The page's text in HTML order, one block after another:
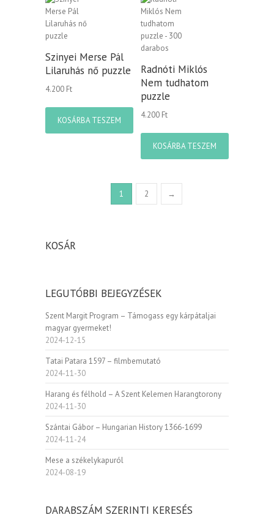
Szinyei Merse Pál
Lilaruhás nő puzzle
4.200 Ft
KOSÁRBA TESZEM
Radnóti Miklós
Nem tudhatom
puzzle
4.200 Ft
KOSÁRBA TESZEM
1 2 →
KOSÁR
LEGUTÓBBI BEJEGYZÉSEK
Szent Margit Program – Támogass egy kárpátaljai
magyar gyermeket!
2024-12-15
Tatai Patara 1597 – filmbemutató
2024-11-30
Harang és félhold – A Szent Kelemen Harangtorony
2024-11-30
Szántai Gábor – Hungarian History 1366-1699
2024-11-24
Mese a székelykapuról
2024-08-19
DARABSZÁM SZERINTI KERESÉS